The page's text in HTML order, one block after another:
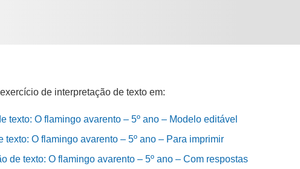
de interpretação de texto em:
texto: O flamingo avarento – 5º ano – Modelo editável
texto: O flamingo avarento – 5º ano – Para imprimir
de texto: O flamingo avarento – 5º ano – Com respostas